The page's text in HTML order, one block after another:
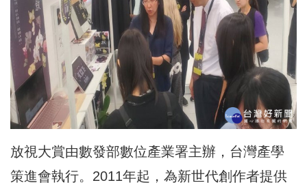
放視大賞由數發部數位產業署主辦，台灣產學
策進會執行。2011年起，為新世代創作者提供